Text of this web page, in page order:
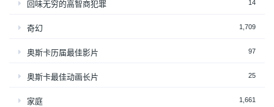
回味无穷的高智商犯罪 14
奇幻 1,709
奥斯卡历届最佳影片 97
奥斯卡最佳动画长片 25
家庭 1,661